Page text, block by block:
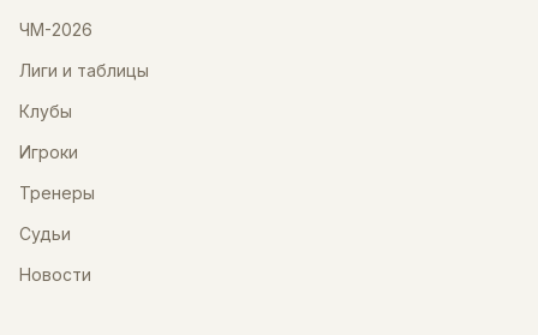
ЧМ-2026
Лиги и таблицы
Клубы
Игроки
Тренеры
Судьи
Новости